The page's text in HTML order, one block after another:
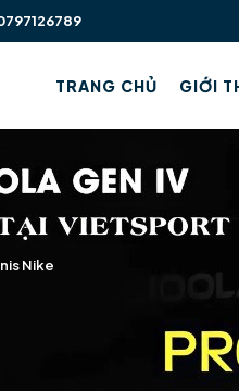
TRANG CHỦ GIỚI
Nike